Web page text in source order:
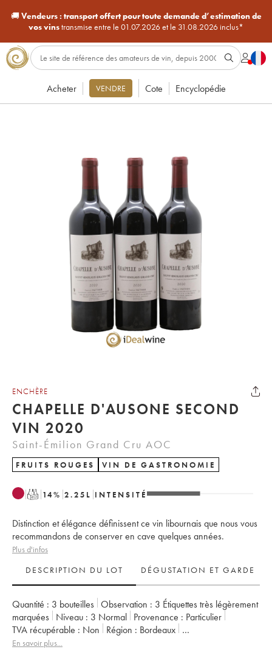
🚚Vendeurs : transport offert pour toute demande d’estimation de
vos vinstransmise entre le 01.07.2026 et le 31.08.2026 inclus*
Acheter VENDRE Cote Encyclopédie
ENCHÈRE
CHAPELLE D'AUSONE SECOND
VIN 2020
Saint-Émilion Grand Cru AOC
FRUITS ROUGES VIN DE GASTRONOMIE
T 14% 2.25 L INTENSITÉ
Distinction et élégance définissent ce vin libournais que nous vous
recommandons de conserver en cave quelques années.
Plus d'infos
DESCRIPTION DU LOT
DÉGUSTATION ET GARDE
Quantité : 3 bouteilles Observation : 3 Étiquettes très légèrement
marquées
Niveau : 3 Normal Provenance : particulier
TVA récupérable :
non Région :
Bordeaux
Appellation :
En savoir plus...